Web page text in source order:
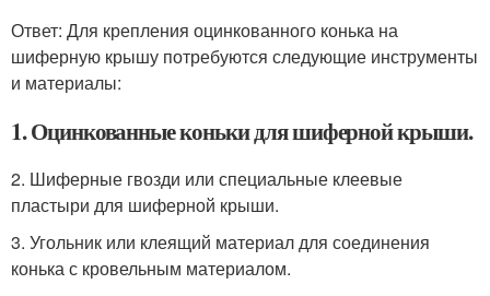
Ответ: Для крепления оцинкованного конька на
шиферную крышу потребуются следующие инструменты
и материалы:
1. Оцинкованные коньки для шиферной крыши.
2. Шиферные гвозди или специальные клеевые
пластыри для шиферной крыши.
3. Угольник или клеящий материал для соединения
конька с кровельным материалом.